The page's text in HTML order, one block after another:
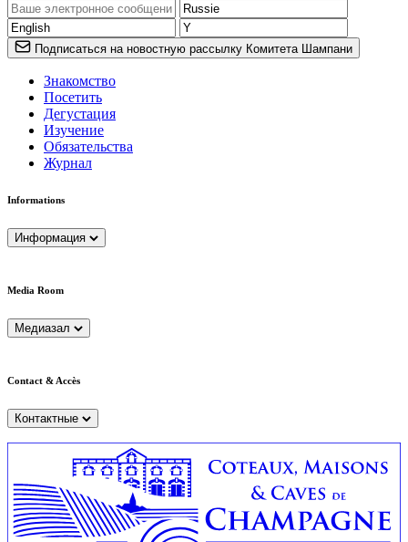
Подписаться на новостную рассылку Комитета Шампани
Знакомство
Посетить
Дегустация
Изучение
Обязательства
Журнал
Informations
Информация
Media Room
Медиазал
Contact & Accès
Контактные